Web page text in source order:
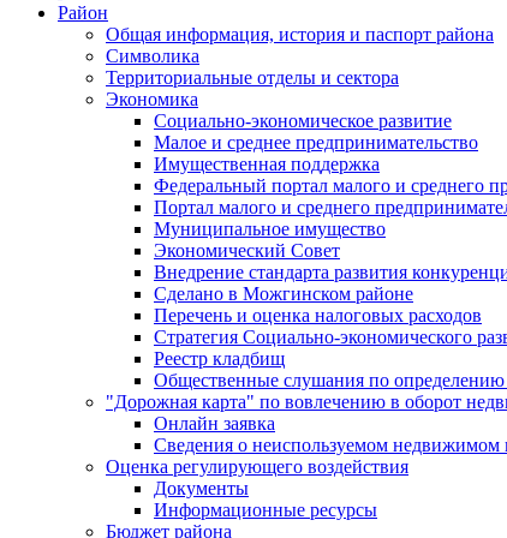
Район
Общая информация, история и паспорт района
Символика
Территориальные отделы и сектора
Экономика
Социально-экономическое развитие
Малое и среднее предпринимательство
Имущественная поддержка
Федеральный портал малого и среднего
Портал малого и среднего
Муниципальное имущество
Экономический Совет
Внедрение стандарта развития
Сделано в Можгинском районе
Перечень и оценка налоговых расходов
Стратегия Социально-экономического
Реестр кладбищ
Общественные слушания по
"Дорожная карта" по вовлечению в оборот
Онлайн заявка
Сведения о неиспользуемом недвижимом
Оценка регулирующего воздействия
Документы
Информационные ресурсы
Бюджет района